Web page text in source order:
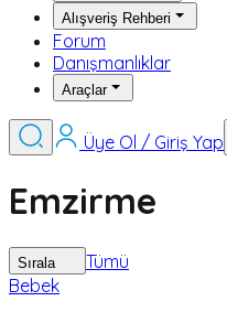
Alışveriş Rehberi
Forum
Danışmanlıklar
Araçlar
Üye Ol / Giriş Yap
Emzirme
Sırala
Tümü
Bebek